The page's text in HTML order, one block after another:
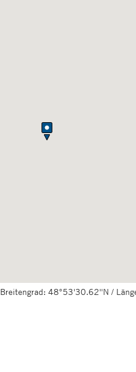
Breitengrad: 48°53'30.62''N /